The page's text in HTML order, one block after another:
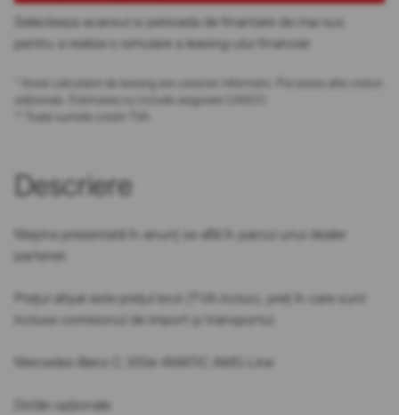
Selecteaza avansul si perioada de finantare de mai sus
pentru a realiza o simulare a leasing-ului financiar.
* Acest calculator de leasing are caracter informativ. Pot exista alte costuri
adiționale. Estimarea nu include asigurare CASCO.
** Toate sumele conțin TVA.
Descriere
Mașina prezentată în anunț se află în parcul unui dealer
partener.
Prețul afișat este prețul brut (TVA inclus), preț în care sunt
incluse comisionul de import și transportul.
Mercedes-Benz C 300e 4MATIC AMG Line
Dotări opționale